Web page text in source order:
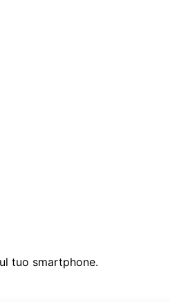
tuo smartphone.